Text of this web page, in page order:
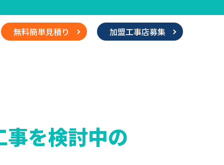
無料簡単見積り 加盟工事店募集
を検討中の